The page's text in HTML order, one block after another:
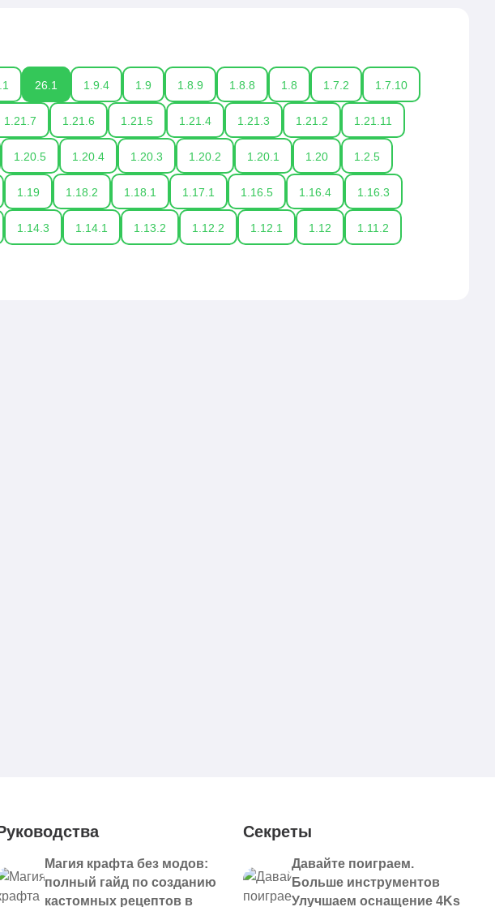
26.1 1.9.4 1.9 1.8.9 1.8.8 1.8 1.7.2 1.7.10
1.21.7 1.21.6 1.21.5 1.21.4 1.21.3 1.21.2 1.21.11
1.20.5 1.20.4 1.20.3 1.20.2 1.20.1 1.20 1.2.5
1.19 1.18.2 1.18.1 1.17.1 1.16.5 1.16.4 1.16.3
1.14.3 1.14.1 1.13.2 1.12.2 1.12.1 1.12 1.11.2
Магия крафта без модов:
полный гайд по созданию
кастомных рецептов в
Секреты
Давайте поиграем.
Больше инструментов
Улучшаем оснащение 4Ks